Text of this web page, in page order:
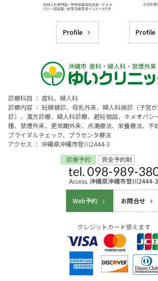
Profile Profile
診療科目 ： 産科、婦人科
診療内容 ： 妊婦健診、母乳外来、婦人科検診（子宮
診）、漢方診療、婦人科診療、避妊相談、ホメオパシ
種、禁煙外来、更年期外来、点滴療法、栄養療法、不
ブライダルチェック、プラセンタ療法
アクセス ： 沖縄県沖縄市登川2444-3
Web予約 お問合せ
クレジットカード使えます